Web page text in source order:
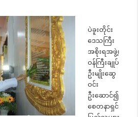
ပဲခူးတိုင်း
ဒေသကြီး
အစိုးရအဖွဲ့၊
ဝန်ကြီးချုပ်
ဦးမျိုးဆွေ
ဝင်း
ဦးဆောင်၍
စေတနာရှင်